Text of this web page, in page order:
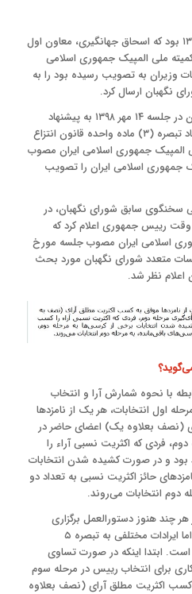
همچنین ابتدای آبان ماه سال ۱۳۹۸ بود که اسحاق جهانگیری، معاون اول
ملی المپیک جمهوری اسلامی
که در جلسه ۱۴ مهر ۱۳۹۸ هیات وزیران به تصویب رسیده بود را به
نگهبان ارسال کرد.
باید در نظر داشت که هیات وزیران در جلسه ۱۴ مهر ۱۳۹۸ به پیشنهاد
وزارت ورزش و جوانان و به استناد تبصره (۳) ماده واحده قانون انتزاع
المپیک جمهوری اسلامی ایران مصوب
جمهوری اسلامی ایران را تصویب
سخنگوی سابق شورای نگهبان، در
معاون اول وقت رییس جمهوری اعلام کرد که
اسلامی ایران مصوب جلسه مورخ
در جلسات متعدد شورای نگهبان مورد بحث
اعلام نظر شد.
با نحوه شمارش آرا و انتخاب
اول انتخابات، هر یک از نامزدها
(نصف بعلاوه یک) اعضای حاضر در
فردی که اکثریت نسبی آراء را
و در صورت کشیده شدن انتخابات
حائز اکثریت نسبی به تعداد دو
دوم انتخابات می‌روند.
چند هنوز دستورالعمل برگزاری
انتخابات این کمیته منتشر نشده اما ایرادات مختلفی به تبصره ۵
است. ابتدا اینکه در صورت تساوی
برای انتخاب رییس در مرحله سوم
اکثریت مطلق آرای (نصف بعلاوه